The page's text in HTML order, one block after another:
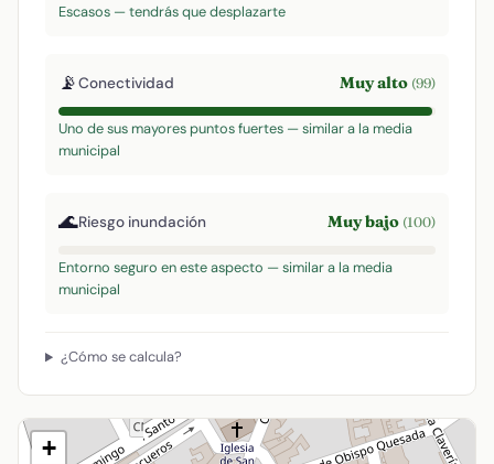
Escasos — tendrás que desplazarte
📡Conectividad Muy alto (99)
Uno de sus mayores puntos fuertes — similar a la media
municipal
🌊Riesgo inundación Muy bajo (100)
Entorno seguro en este aspecto — similar a la media
municipal
¿Cómo se calcula?
+